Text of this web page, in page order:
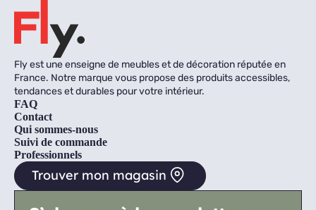
Fly est une enseigne de meubles et de décoration réputée en
France. Notre marque vous propose des produits accessibles,
tendances et durables pour votre intérieur.
FAQ
Contact
Qui sommes-nous
Suivi de commande
Professionnels
Trouver mon magasin